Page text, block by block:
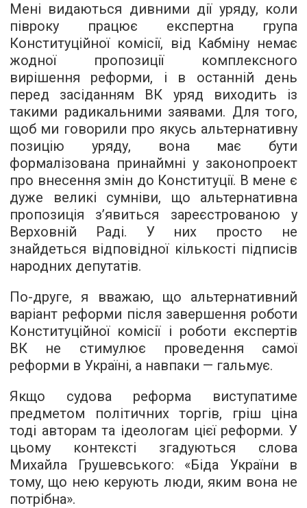
Мені видаються дивними дії уряду, коли
півроку працює експертна група
Конституційної комісії, від Кабміну немає
жодної пропозиції комплексного
вирішення реформи, і в останній день
перед засіданням ВК уряд виходить із
такими радикальними заявами. Для того,
щоб ми говорили про якусь альтернативну
позицію уряду, вона має бути
формалізована принаймні у законопроект
про внесення змін до Конституції. В мене є
дуже великі сумніви, що альтернативна
пропозиція з’явиться зареєстрованою у
Верховній Раді. У них просто не
знайдеться відповідної кількості підписів
народних депутатів.
По-друге, я вважаю, що альтернативний
варіант реформи після завершення роботи
Конституційної комісії і роботи експертів
ВК не стимулює проведення самої
реформи в Україні, а навпаки — гальмує.
Якщо судова реформа виступатиме
предметом політичних торгів, гріш ціна
тоді авторам та ідеологам цієї реформи. У
цьому контексті згадуються слова
Михайла Грушевського: «Біда України в
тому, що нею керують люди, яким вона не
потрібна».